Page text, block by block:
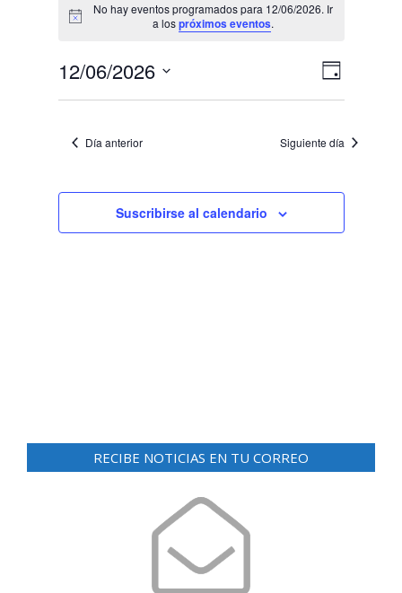
en
12/06/2026
Aviso
No hay eventos programados para 12/06/2026. Ir
a lospróximos eventos.
N
a
v
g
a
v
i
N
e
i
a
Día
12/06/2026
Día anterior Siguiente día
Suscribirse al calendario
RECIBE NOTICIAS EN TU CORREO